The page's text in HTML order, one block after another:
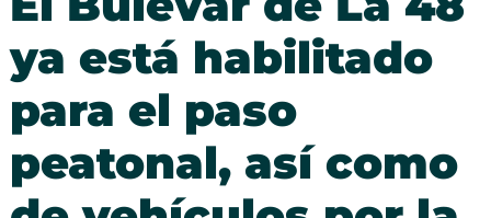
ya está habilitado
para el paso
peatonal, así como